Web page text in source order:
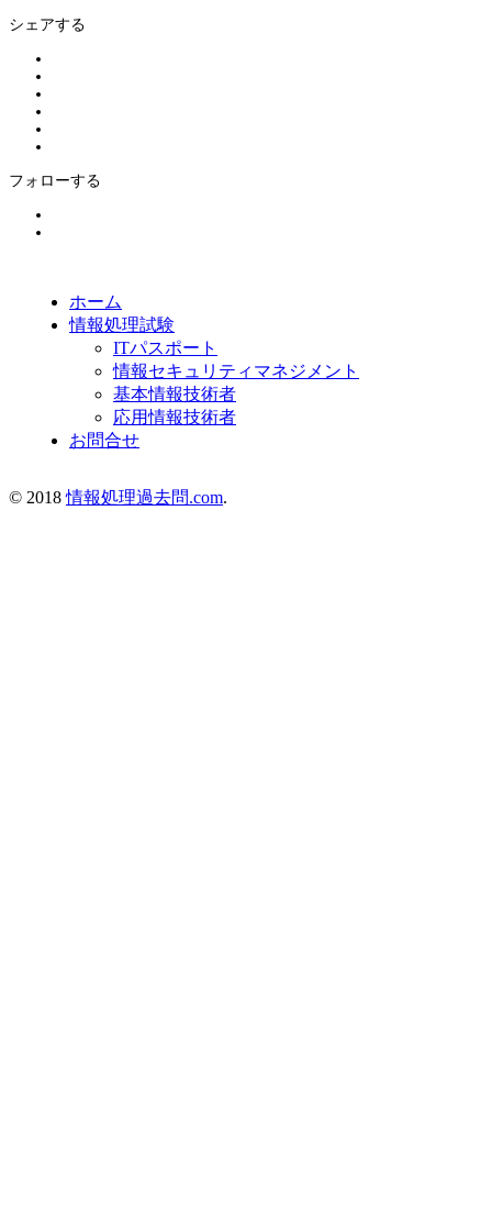
シェアする
フォローする
ホーム
情報処理試験
ITパスポート
情報セキュリティマネジメント
基本情報技術者
応用情報技術者
お問合せ
© 2018情報処理過去問.com.